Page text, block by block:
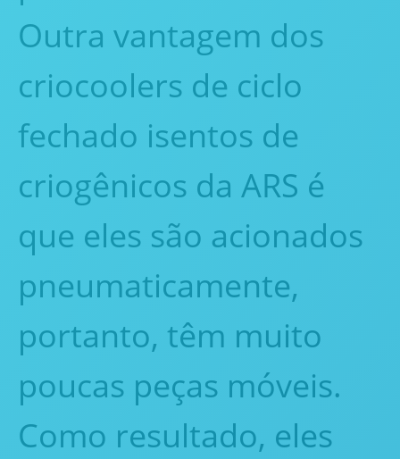
Outra vantagem dos
criocoolers de ciclo
fechado isentos de
criogênicos da ARS é
que eles são acionados
pneumaticamente,
portanto, têm muito
poucas peças móveis.
Como resultado, eles